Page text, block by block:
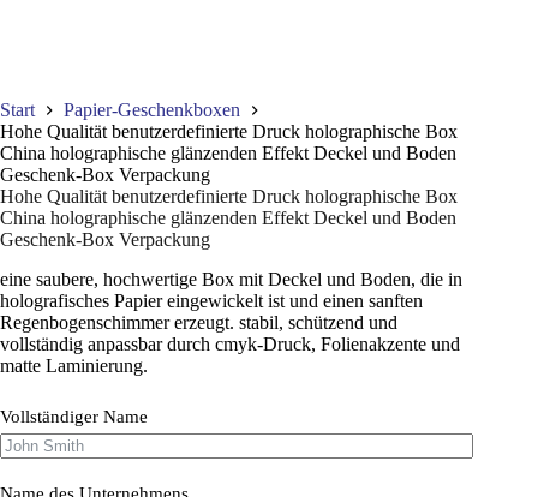
Start
Papier-Geschenkboxen
Hohe Qualität benutzerdefinierte Druck holographische Box
China holographische glänzenden Effekt Deckel und Boden
Geschenk-Box Verpackung
Hohe Qualität benutzerdefinierte Druck holographische Box
China holographische glänzenden Effekt Deckel und Boden
Geschenk-Box Verpackung
eine saubere, hochwertige Box mit Deckel und Boden, die in
holografisches Papier eingewickelt ist und einen sanften
Regenbogenschimmer erzeugt. stabil, schützend und
vollständig anpassbar durch cmyk-Druck, Folienakzente und
matte Laminierung.
Vollständiger Name